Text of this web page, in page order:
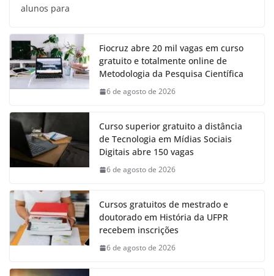
alunos para
Fiocruz abre 20 mil vagas em curso
gratuito e totalmente online de
Metodologia da Pesquisa Científica
6 de agosto de 2026
Curso superior gratuito a distância
de Tecnologia em Mídias Sociais
Digitais abre 150 vagas
6 de agosto de 2026
Cursos gratuitos de mestrado e
doutorado em História da UFPR
recebem inscrições
6 de agosto de 2026